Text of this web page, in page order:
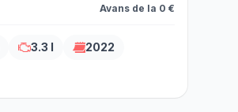
Avans de la 0 €
3.3 l
2022